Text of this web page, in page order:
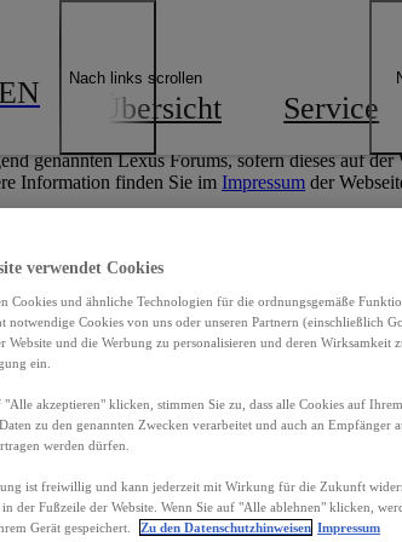
Übersicht Service
Nach links scrollenImpressum
Internetangebot des nachfolgend genannten
genannten Lexus Forums, sofern dieses auf
Information finden Sie im Impressum der
57076 Siegen
Tel.: 0271 313 75-0
E-Mail:kontakt.siegen@lexus-
verwendet Cookies
Cookies und ähnliche Technologien für die ordnungsgemäße
notwendige Cookies von uns oder unseren Partnern (einschließlich
Website und die Werbung zu personalisieren und deren Wirksamkeit
ein.
"Alle akzeptieren" klicken, stimmen Sie zu, dass alle Cookies auf
zu den genannten Zwecken verarbeitet und auch an Empfänger
werden dürfen.
ist freiwillig und kann jederzeit mit Wirkung für die Zukunft
der Fußzeile der Website. Wenn Sie auf "Alle ablehnen" klicken,
Gerät gespeichert.
Zu den Datenschutzhinweisen Impressum